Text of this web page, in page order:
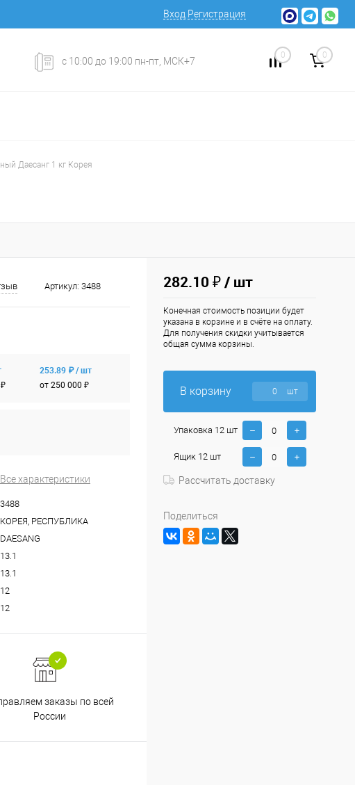
Вход Регистрация
с 10:00 до 19:00 пн-пт, МСК+7
0 0
Даесанг 1 кг Корея
Артикул: 3488
253.89 ₽ / шт
от 250 000 ₽
Все характеристики
3488
КОРЕЯ, РЕСПУБЛИКА
DAESANG
13.1
13.1
12
12
заказы по всей
России
282.10 ₽/ шт
Конечная стоимость позиции будет
указана в корзине и в счёте на оплату.
Для получения скидки учитывается
общая сумма корзины.
В корзину шт
Упаковка 12 шт
Ящик 12 шт
Рассчитать доставку
Поделиться